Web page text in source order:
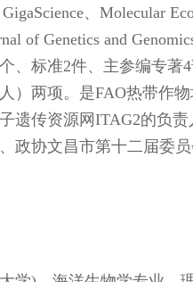
、Molecular
of Genetics and
、标准2件、主参编专著
）两项。是FAO热带作
遗传资源网ITAG2的负
政协文昌市第十二届委员